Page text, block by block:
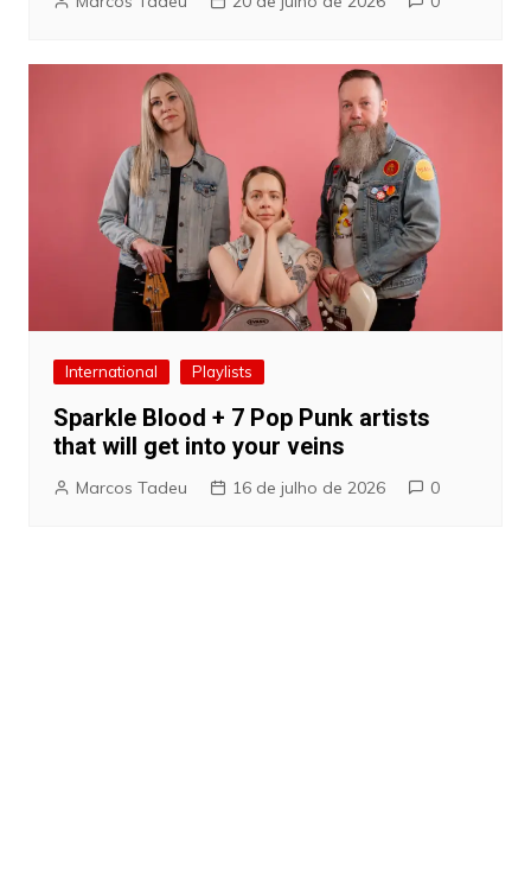
International Playlists
Sparkle Blood + 7 Pop Punk artists
that will get into your veins
Marcos Tadeu 16 de julho de 2026 0